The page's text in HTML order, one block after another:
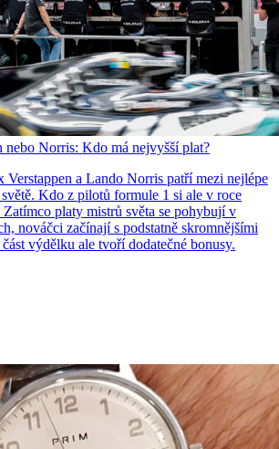
nebo Norris: Kdo má nejvyšší plat?
a Lando Norris patří mezi nejlépe
Kdo z pilotů formule 1 si ale v roce
platy mistrů světa se pohybují v
nováčci začínají s podstatně skromnějšími
výdělku ale tvoří dodatečné bonusy.